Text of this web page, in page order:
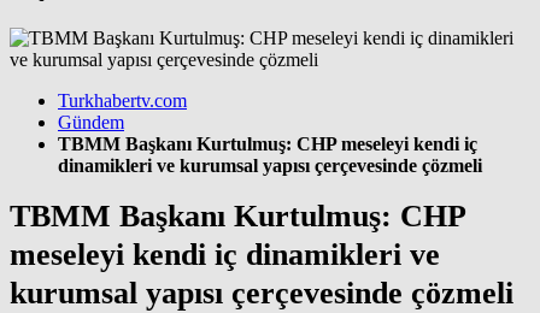
Turkhabertv.com
Gündem
TBMM Başkanı Kurtulmuş: CHP meseleyi kendi iç
dinamikleri ve kurumsal yapısı çerçevesinde çözmeli
TBMM Başkanı Kurtulmuş: CHP
meseleyi kendi iç dinamikleri ve
kurumsal yapısı çerçevesinde çözmeli